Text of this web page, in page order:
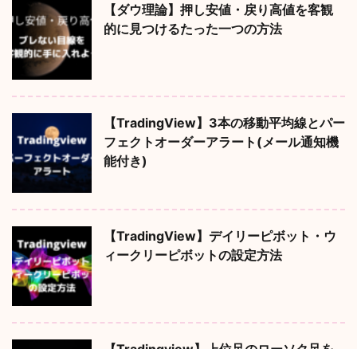
【ダウ理論】押し安値・戻り高値を客観
的に見つけるたった一つの方法
【TradingView】3本の移動平均線とパー
フェクトオーダーアラート(メール通知機
能付き)
【TradingView】デイリーピボット・ウ
ィークリーピボットの設定方法